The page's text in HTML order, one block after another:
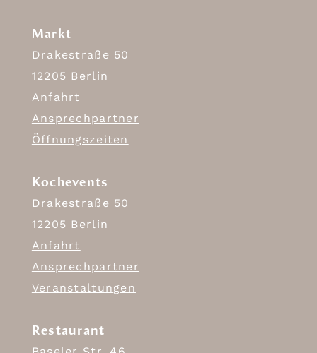
Markt
Drakestraße 50
12205 Berlin
Anfahrt
Ansprechpartner
Öffnungszeiten
Kochevents
Drakestraße 50
12205 Berlin
Anfahrt
Ansprechpartner
Veranstaltungen
Restaurant